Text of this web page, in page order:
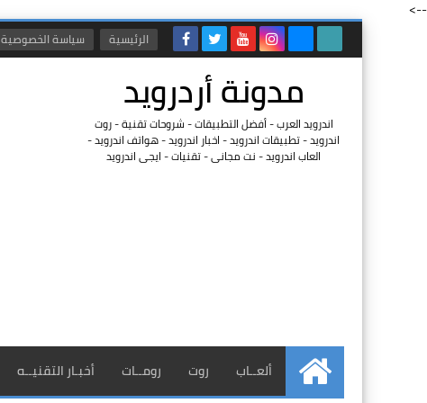
-->
الرئيسية سياسة الخصوصية
مدونة أردرويد
اندرويد العرب - أفضل التطبيقات - شروحات تقنية - روت
اندرويد - تطبيقات اندرويد - اخبار اندرويد - هواتف اندرويد -
العاب اندرويد - نت مجانى - تقنيات - ايجى اندرويد
الرئيسية
ألعــاب روت رومــات أخبـار التقنيــه